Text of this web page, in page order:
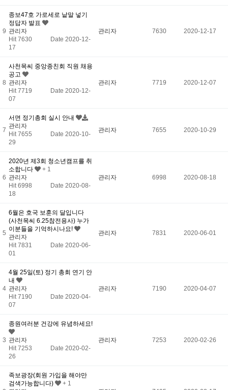
9
종보47호 가로세로 낱말 넣기
정답자 발표
관리자
Hit 7630
Date 2020-12-
17
관리자 7630 2020-12-17
8
사천목씨 중앙종친회 직원 채용
공고
관리자
Hit 7719
Date 2020-12-
07
관리자 7719 2020-12-07
7
서면 정기총회 실시 안내
관리자
Hit 7655
Date 2020-10-
29
관리자 7655 2020-10-29
6
2020년 제3회 청소년캠프를 취
소합니다
+ 1
관리자
Hit 6998
Date 2020-08-
18
관리자 6998 2020-08-18
5
6월은 호국 보훈의 달입니다
(사천목씨 6.25참전용사) 누가
이분들을 기억하시나요!
관리자
Hit 7831
Date 2020-06-
01
관리자 7831 2020-06-01
4
4월 25일(토) 정기 총회 연기 안
내
관리자
Hit 7190
Date 2020-04-
07
관리자 7190 2020-04-07
3
종원여러분 건강에 유념하세요!
관리자
Hit 7253
Date 2020-02-
26
관리자 7253 2020-02-26
족보광장(회원 가입을 해야만
검색가능합니다)
+ 1